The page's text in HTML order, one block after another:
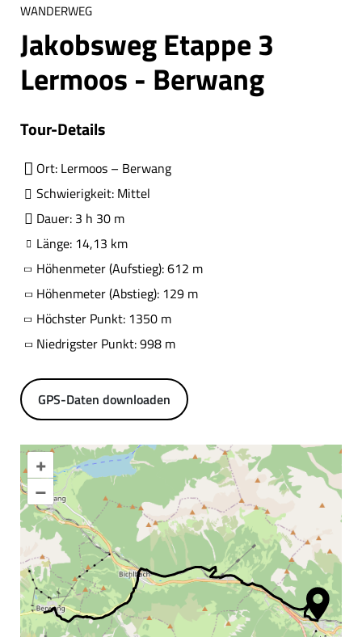
WANDERWEG
Jakobsweg Etappe 3
Lermoos - Berwang
Tour-Details
Ort: Lermoos – Berwang
Schwierigkeit: Mittel
Dauer: 3 h 30 m
Länge: 14,13 km
Höhenmeter (Aufstieg): 612 m
Höhenmeter (Abstieg): 129 m
Höchster Punkt: 1350 m
Niedrigster Punkt: 998 m
GPS-Daten downloaden
+
–